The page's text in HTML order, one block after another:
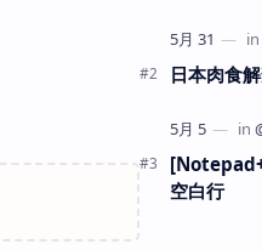
日本肉食
空白行